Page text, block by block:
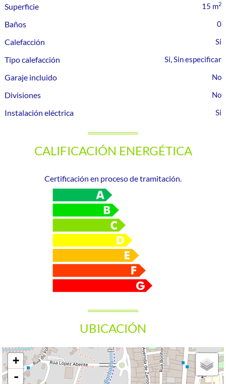
Superficie 15 m2
Baños 0
Calefacción
Tipo calefacción
Si, Sin especificar
Garaje incluido
Divisiones
Instalación eléctrica
CALIFICACIÓN ENERGÉTICA
Certificación en proceso de tramitación.
UBICACIÓN
+
-